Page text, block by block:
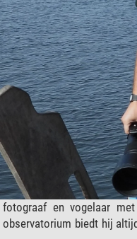
en vogelaar
biedt hij